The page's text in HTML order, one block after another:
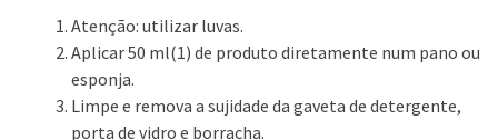
Atenção: utilizar luvas.
Aplicar 50 ml(1) de produto diretamente num pano ou
esponja.
Limpe e remova a sujidade da gaveta de detergente,
porta de vidro e borracha.